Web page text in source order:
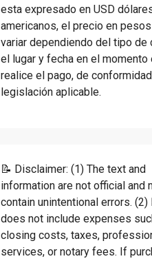
esta expresado en USD
americanos, el precio en
variar dependiendo del tipo de
el lugar y fecha en el momento
realice el pago, de
legislación aplicable.
📝 Disclaimer: (1) The text and
information are not official and
contain unintentional errors. (2)
does not include expenses
closing costs, taxes,
services, or notary fees. If